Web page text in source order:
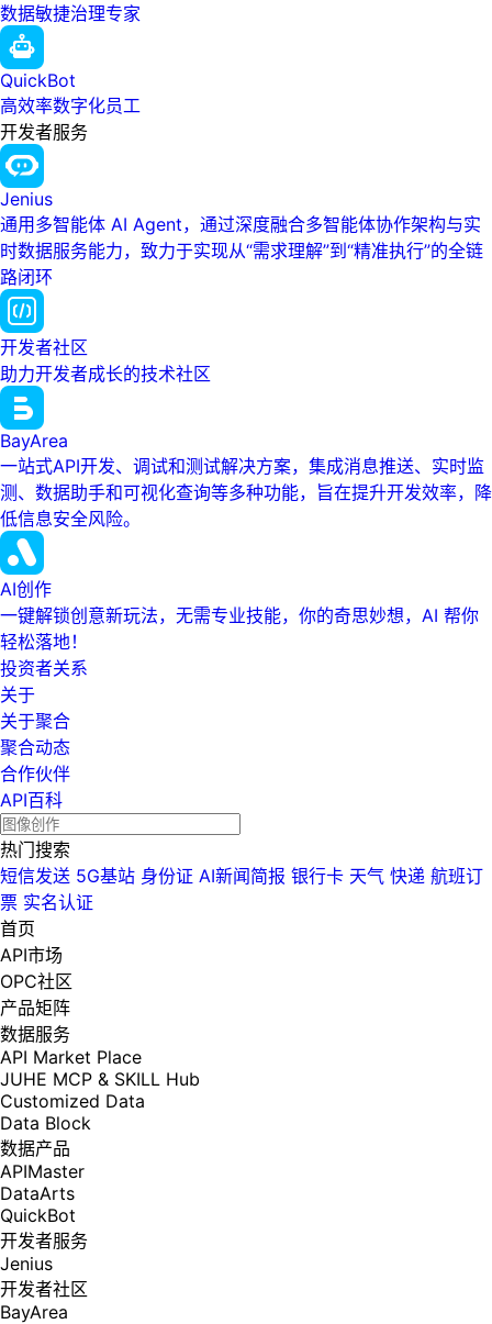
数据敏捷治理专家
QuickBot
高效率数字化员工
开发者服务
Jenius
通用多智能体 AI Agent，通过深度融合多智能体协作架构与实
时数据服务能力，致力于实现从“需求理解”到“精准执行”的全链
路闭环
开发者社区
助力开发者成长的技术社区
BayArea
一站式API开发、调试和测试解决方案，集成消息推送、实时监
测、数据助手和可视化查询等多种功能，旨在提升开发效率，降
低信息安全风险。
AI创作
一键解锁创意新玩法，无需专业技能，你的奇思妙想，AI 帮你
轻松落地！
投资者关系
关于
关于聚合
聚合动态
合作伙伴
API百科
热门搜索
短信发送 5G基站 身份证 AI新闻简报 银行卡 天气 快递 航班订
票 实名认证
首页
API市场
OPC社区
产品矩阵
数据服务
API Market Place
JUHE MCP & SKILL Hub
Customized Data
Data Block
数据产品
APIMaster
DataArts
QuickBot
开发者服务
Jenius
开发者社区
BayArea